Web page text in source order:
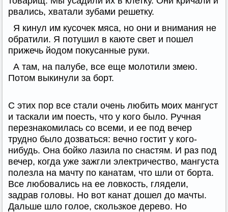
рвались, хватали зубами решетку.
Я кинул им кусочек мяса, но они и внимания не
обратили. Я потушил в каюте свет и пошел
прижечь йодом покусанные руки.
А там, на палубе, все еще молотили змею.
Потом выкинули за борт.
С этих пор все стали очень любить моих мангуст
и таскали им поесть, что у кого было. Ручная
перезнакомилась со всеми, и ее под вечер
трудно было дозваться: вечно гостит у кого-
нибудь. Она бойко лазила по снастям. И раз под
вечер, когда уже зажгли электричество, мангуста
полезла на мачту по канатам, что шли от борта.
Все любовались на ее ловкость, глядели,
задрав головы. Но вот канат дошел до мачты.
Дальше шло голое, скользкое дерево. Но